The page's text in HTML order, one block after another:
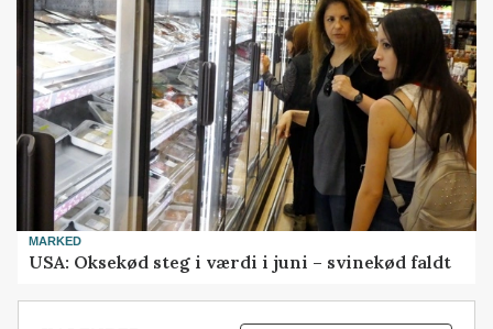
MARKED
USA: Oksekød steg i værdi i juni – svinekød faldt